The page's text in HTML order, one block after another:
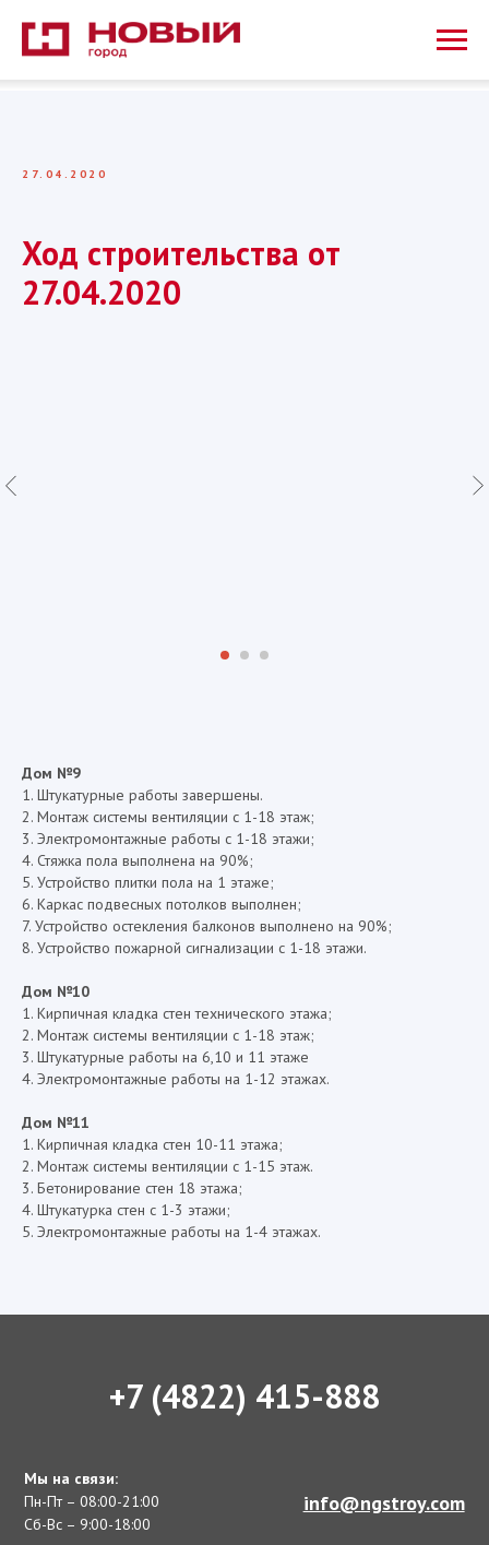
27.04.2020
Ход строительства от
27.04.2020
Дом №9
1. Штукатурные работы завершены.
2. Монтаж системы вентиляции с 1-18 этаж;
3. Электромонтажные работы с 1-18 этажи;
4. Стяжка пола выполнена на 90%;
5. Устройство плитки пола на 1 этаже;
6. Каркас подвесных потолков выполнен;
7. Устройство остекления балконов выполнено на 90%;
8. Устройство пожарной сигнализации с 1-18 этажи.
Дом №10
1. Кирпичная кладка стен технического этажа;
2. Монтаж системы вентиляции с 1-18 этаж;
3. Штукатурные работы на 6,10 и 11 этаже
4. Электромонтажные работы на 1-12 этажах.
Дом №11
1. Кирпичная кладка стен 10-11 этажа;
2. Монтаж системы вентиляции с 1-15 этаж.
3. Бетонирование стен 18 этажа;
4. Штукатурка стен с 1-3 этажи;
5. Электромонтажные работы на 1-4 этажах.
+7 (4822) 415-888
Мы на связи:
Пн-Пт – 08:00-21:00
Сб-Вс – 9:00-18:00
info@ngstroy.com